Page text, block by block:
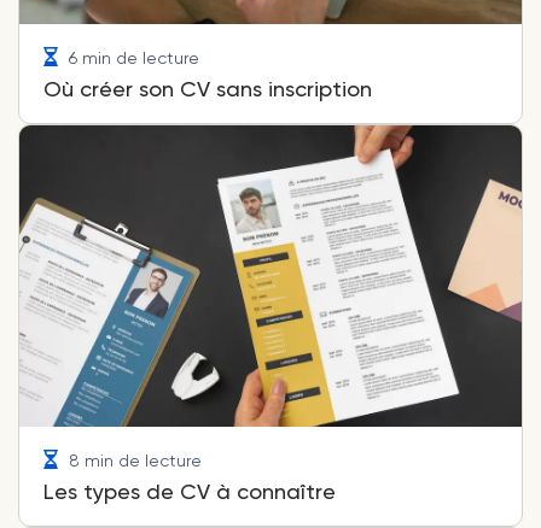
6 min de lecture
Où créer son CV sans inscription
8 min de lecture
Les types de CV à connaître